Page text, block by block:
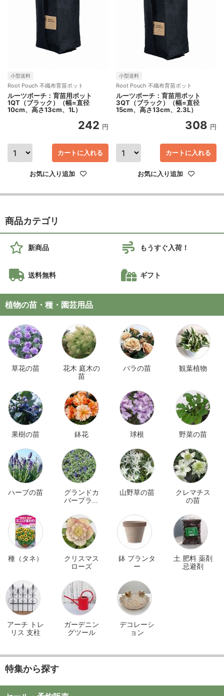
小型送料
Root Pouch 不織布育苗ポット
ルーツポーチ：育苗用ポット
1QT（ブラック）（幅=直径
10cm、高さ13cm、1L）
242 円
カートに入れる
お気に入り追加
小型送料
Root Pouch 不織布育苗ポット
ルーツポーチ：育苗用ポット
3QT（ブラック）（幅=直径
15cm、高さ13cm、2.3L）
308 円
カートに入れる
お気に入り追加
商品カテゴリ
新商品 もうすぐ入荷！
送料無料 ギフト
植物の苗・種・園芸用品
草花の苗
花木 庭木の
苗
バラの苗 観葉植物
果樹の苗 鉢花 球根 野菜の苗
ハーブの苗
グランドカ
バープラン
山野草の苗
クレマチス
の苗
種（タネ）
クリスマス
ローズ
鉢 プランタ
ー
土 肥料 薬剤
忌避剤
アーチ トレ
リス 支柱
ガーデニン
グツール
デコレーシ
ョン
特集から探す